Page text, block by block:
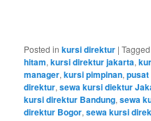
Posted in kursi direktur |Tagged
hitam,kursi direktur jakarta,
manager,kursi pimpinan,
direktur,sewa kursi diektur
kursi direktur Bandung,sewa
direktur Bogor,sewa kursi